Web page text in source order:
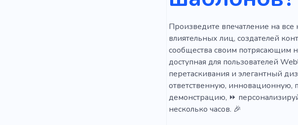
Компания
Помощь
Стратоп
Рынок
Английские правила
Ориентированный на
Оптимизация
Произведите впечатление на
влиятельных лиц, создателей
сообщества своим потрясающим
доступная для пользователей
перетаскивания и элегантный
ответственную, инновационную,
демонстрацию, ⏩
несколько часов. 🎉